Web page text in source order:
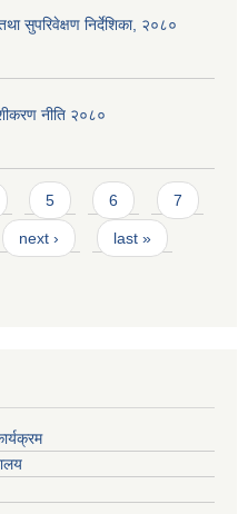
सुपरिवेक्षण निर्देशिका, २०८०
नीति २०८०
5 6 7
next › last »